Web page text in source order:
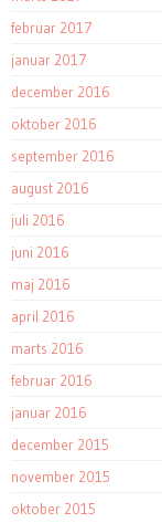
februar 2017
januar 2017
december 2016
oktober 2016
september 2016
august 2016
juli 2016
juni 2016
maj 2016
april 2016
marts 2016
februar 2016
januar 2016
december 2015
november 2015
oktober 2015